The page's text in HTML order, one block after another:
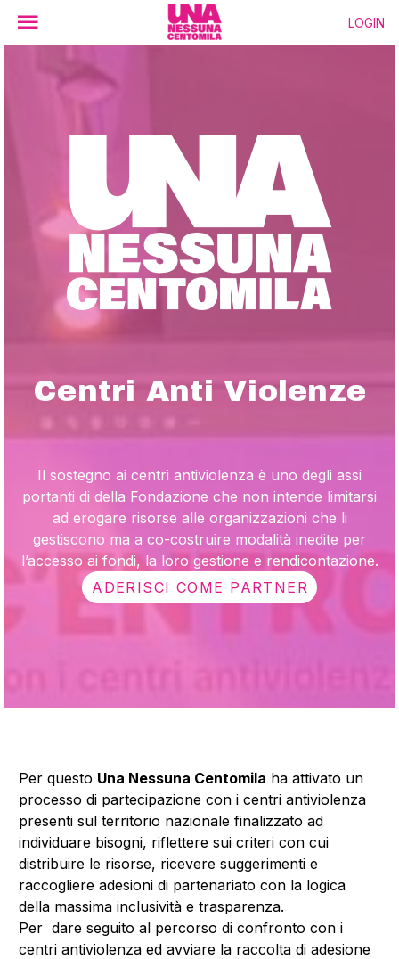
LOGIN
Centri Anti Violenze
Il sostegno ai centri antiviolenza è uno degli assi
portanti di della Fondazione che non intende limitarsi
ad erogare risorse alle organizzazioni che li
gestiscono ma a co-costruire modalità inedite per
l’accesso ai fondi, la loro gestione e rendicontazione.
ADERISCI COME PARTNER
Per questo Una Nessuna Centomila ha attivato un
processo di partecipazione con i centri antiviolenza
presenti sul territorio nazionale finalizzato ad
individuare bisogni, riflettere sui criteri con cui
distribuire le risorse, ricevere suggerimenti e
raccogliere adesioni di partenariato con la logica
della massima inclusività e trasparenza.
Per dare seguito al percorso di confronto con i
centri antiviolenza ed avviare la raccolta di adesione